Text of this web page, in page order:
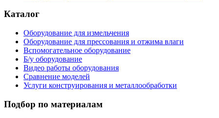
Каталог
Оборудование для измельчения
Оборудование для прессования и отжима влаги
Вспомогательное оборудование
Б/у оборудование
Видео работы оборудования
Сравнение моделей
Услуги конструирования и металлообработки
Подбор по материалам